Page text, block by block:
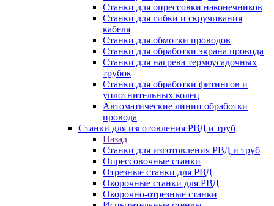
Станки для опрессовки наконечников
Станки для гибки и скручивания
кабеля
Станки для обмотки проводов
Станки для обработки экрана провода
Станки для нагрева термоусадочных
трубок
Станки для обработки фитингов и
уплотнительных колец
Автоматические линии обработки
провода
Станки для изготовления РВД и труб
Назад
Станки для изготовления РВД и труб
Опрессовочные станки
Отрезные станки для РВД
Окорочные станки для РВД
Окорочно-отрезные станки